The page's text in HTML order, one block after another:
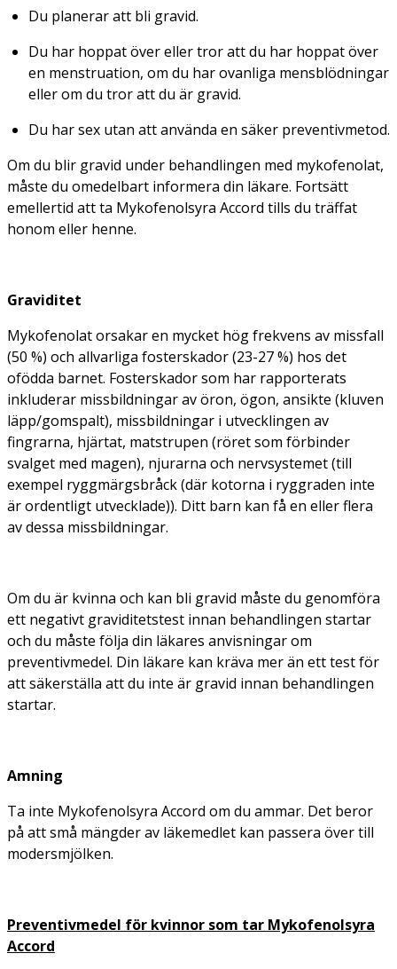
Du planerar att bli gravid.
Du har hoppat över eller tror att du har hoppat över
en menstruation, om du har ovanliga mensblödningar
eller om du tror att du är gravid.
Du har sex utan att använda en säker preventivmetod.
Om du blir gravid under behandlingen med mykofenolat,
måste du omedelbart informera din läkare. Fortsätt
emellertid att ta Mykofenolsyra Accord tills du träffat
honom eller henne.
Graviditet
Mykofenolat orsakar en mycket hög frekvens av missfall
(50 %) och allvarliga fosterskador (23-27 %) hos det
ofödda barnet. Fosterskador som har rapporterats
inkluderar missbildningar av öron, ögon, ansikte (kluven
läpp/gomspalt), missbildningar i utvecklingen av
fingrarna, hjärtat, matstrupen (röret som förbinder
svalget med magen), njurarna och nervsystemet (till
exempel ryggmärgsbråck (där kotorna i ryggraden inte
är ordentligt utvecklade)). Ditt barn kan få en eller flera
av dessa missbildningar.
Om du är kvinna och kan bli gravid måste du genomföra
ett negativt graviditetstest innan behandlingen startar
och du måste följa din läkares anvisningar om
preventivmedel. Din läkare kan kräva mer än ett test för
att säkerställa att du inte är gravid innan behandlingen
startar.
Amning
Ta inte Mykofenolsyra Accord om du ammar. Det beror
på att små mängder av läkemedlet kan passera över till
modersmjölken.
Preventivmedel för kvinnor som tar Mykofenolsyra
Accord